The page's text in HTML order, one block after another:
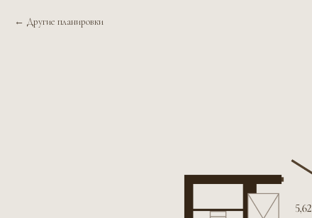
Другие планировки